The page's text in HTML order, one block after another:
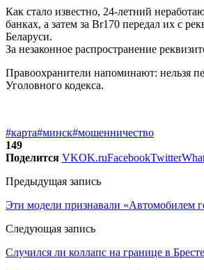
Как стало известно, 24-летний
банках, а затем за Br170 передал их с
Беларуси.
За незаконное распространение
Правоохранители напоминают: нельзя
Уголовного кодекса.
#карта#минск#мошенничество
149
Поделится VKOK.ruFacebookTwitter
Предыдущая запись
Эти модели признавали «Автомобилем
Следующая запись
Случился ли коллапс на границе в